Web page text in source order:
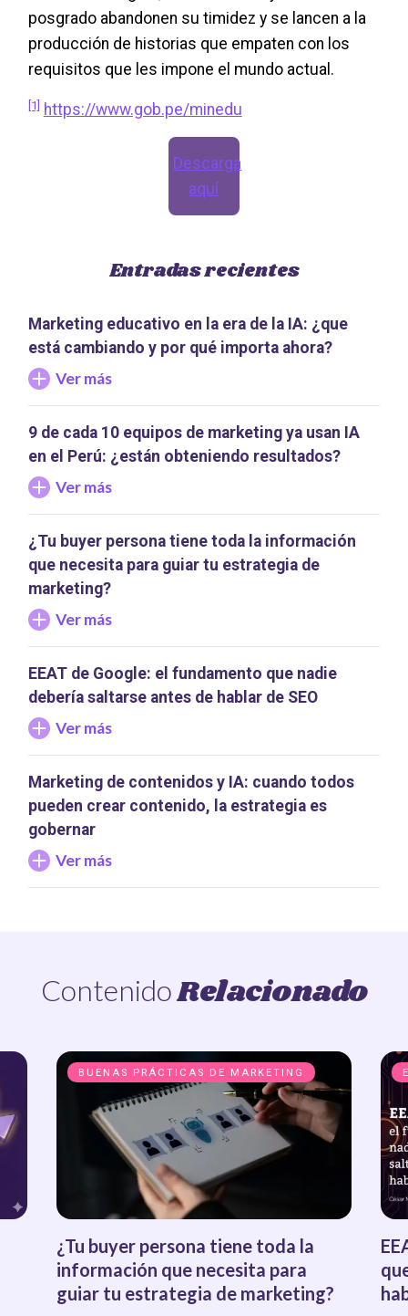
posgrado abandonen su timidez y se lancen a la
producción de historias que empaten con los
requisitos que les impone el mundo actual.
[1] https://www.gob.pe/minedu
Descarga
aquí
Entradas recientes
Marketing educativo en la era de la IA: ¿que
está cambiando y por qué importa ahora?
Ver más
9 de cada 10 equipos de marketing ya usan IA
en el Perú: ¿están obteniendo resultados?
Ver más
¿Tu buyer persona tiene toda la información
que necesita para guiar tu estrategia de
marketing?
Ver más
EEAT de Google: el fundamento que nadie
debería saltarse antes de hablar de SEO
Ver más
Marketing de contenidos y IA: cuando todos
pueden crear contenido, la estrategia es
gobernar
Ver más
ContenidoRelacionado
BUENAS PRÁCTICAS DE MARKETING
¿Tu buyer persona tiene toda la
información que necesita para
guiar tu estrategia de marketing?